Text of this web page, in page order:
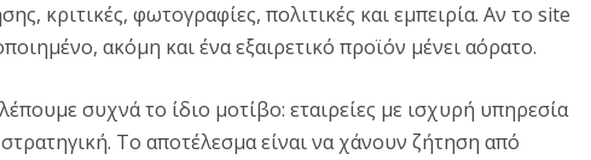
κριτικές, φωτογραφίες, πολιτικές και εμπειρία. Αν το site
ακόμη και ένα εξαιρετικό προϊόν μένει αόρατο.
συχνά το ίδιο μοτίβο: εταιρείες με ισχυρή υπηρεσία
Το αποτέλεσμα είναι να χάνουν ζήτηση από